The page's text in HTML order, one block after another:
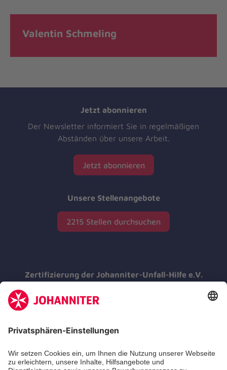
Valentin Schmeling
Jetzt abonnieren
Der Newsletter informiert Sie in regelmäßigen
Abständen über unsere Arbeit.
Jetzt abonnieren
Unsere Stellenangebote
2215 Stellen durchsuchen
Zertifizierung der Johanniter-Unfall-Hilfe e.V.
Die Johanniter GmbH führt das
e.V.